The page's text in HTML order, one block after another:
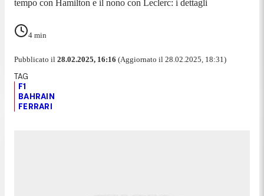
tempo con Hamilton e il nono con Leclerc: i dettagli
4 min
Pubblicato il 28.02.2025, 16:16 (Aggiornato il 28.02.2025, 18:31)
F1
BAHRAIN
FERRARI